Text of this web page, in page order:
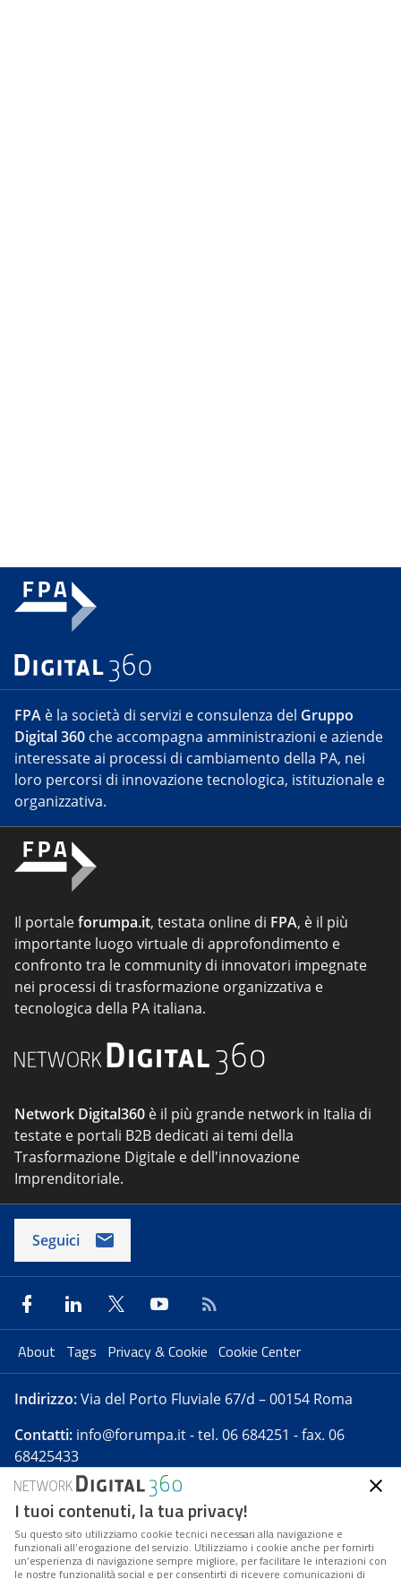
FPA è la società di servizi e consulenza del Gruppo
Digital 360 che accompagna amministrazioni e aziende
interessate ai processi di cambiamento della PA, nei
loro percorsi di innovazione tecnologica, istituzionale e
organizzativa.
Il portaleforumpa.it, testata online di FPA, è il più
importante luogo virtuale di approfondimento e
confronto tra le community di innovatori impegnate
nei processi di trasformazione organizzativa e
tecnologica della PA italiana.
Network Digital360 è il più grande network in Italia di
testate e portali B2B dedicati ai temi della
Trasformazione Digitale e dell'innovazione
Imprenditoriale.
Seguici
About Tags Privacy & Cookie Cookie Center
Indirizzo:Via del Porto Fluviale 67/d – 00154 Roma
Contatti: info@forumpa.it- tel. 06 684251 - fax. 06
68425433
Forumpa.itè una pubblicazione telematica iscritta
presso Registro della stampa del Tribunale di Roma -
Reg. n. 182 del 2 maggio 2008 - Direttore resp. Michela
Stentella
I tuoi contenuti, la tua privacy!
Su questo sito utilizziamo cookie tecnici necessari alla navigazione e
funzionali all’erogazione del servizio. Utilizziamo i cookie anche per fornirti
un’esperienza di navigazione sempre migliore, per facilitare le interazioni con
le nostre funzionalità social e per consentirti di ricevere comunicazioni di